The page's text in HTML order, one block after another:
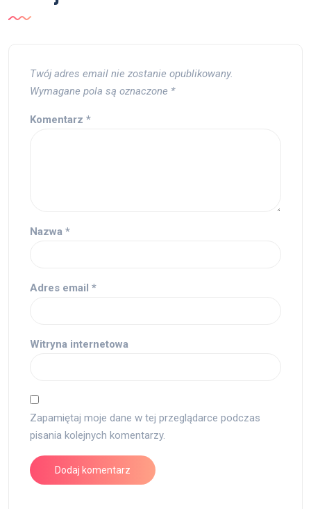
Twój adres email nie zostanie opublikowany.
Wymagane pola są oznaczone *
Komentarz *
Nazwa *
Adres email *
Witryna internetowa
Zapamiętaj moje dane w tej przeglądarce podczas
pisania kolejnych komentarzy.